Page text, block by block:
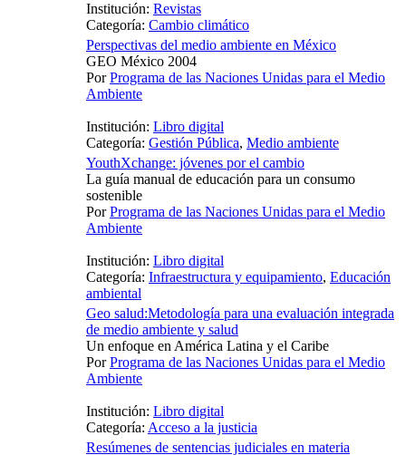
Institución: Revistas
Categoría: Cambio climático
Perspectivas del medio ambiente en México
GEO México 2004
PorPrograma de las Naciones Unidas para el Medio
Ambiente
Institución: Libro digital
Categoría: Gestión Pública, Medio ambiente
YouthXchange: jóvenes por el cambio
La guía manual de educación para un consumo
sostenible
PorPrograma de las Naciones Unidas para el Medio
Ambiente
Institución: Libro digital
Categoría: Infraestructura y equipamiento, Educación
ambiental
Geo salud:Metodología para una evaluación integrada
de medio ambiente y salud
Un enfoque en América Latina y el Caribe
PorPrograma de las Naciones Unidas para el Medio
Ambiente
Institución: Libro digital
Categoría: Acceso a la justicia
Resúmenes de sentencias judiciales en materia